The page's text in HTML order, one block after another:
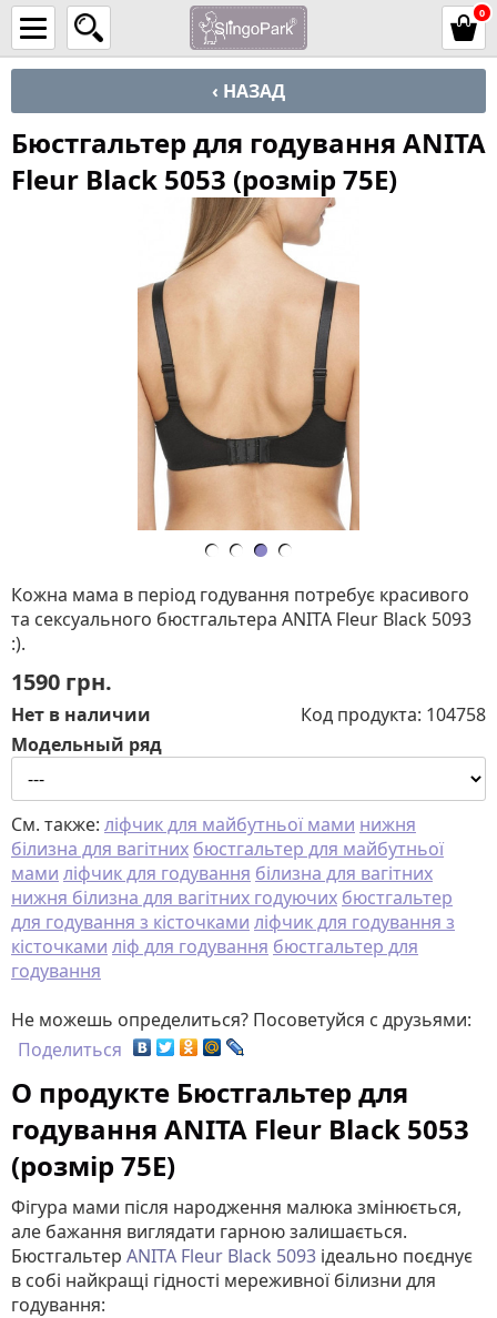
0
‹ НАЗАД
Бюстгальтер для годування ANITA
Fleur Black 5053 (розмір 75E)
Кожна мама в період годування потребує красивого
та сексуального бюстгальтера ANITA Fleur Black 5093
:).
1590 грн.
Нет в наличии Код продукта: 104758
Модельный ряд
См. также: ліфчик для майбутньої мами нижня
білизна для вагітних бюстгальтер для майбутньої
мами ліфчик для годування білизна для вагітних
нижня білизна для вагітних годуючих бюстгальтер
для годування з кісточками ліфчик для годування з
кісточками ліф для годування бюстгальтер для
годування
Не можешь определиться? Посоветуйся с друзьями:
Поделиться
О продукте Бюстгальтер для
годування ANITA Fleur Black 5053
(розмір 75E)
Фігура мами після народження малюка змінюється,
але бажання виглядати гарною залишається.
Бюстгальтер ANITA Fleur Black 5093 ідеально поєднує
в собі найкращі гідності мереживної білизни для
годування: